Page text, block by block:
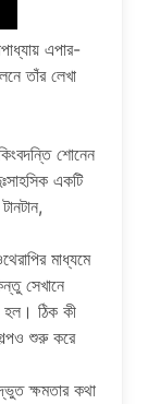
এপার-
তাঁর লেখা
শোনেন
একটি
মাধ্যমে
সেখানে
হল। ঠিক কী
শুরু করে
ক্ষমতার কথা